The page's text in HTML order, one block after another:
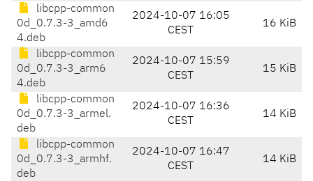
libcpp-common
0d_0.7.3-3_amd6
4.deb
2024-10-07 16:05
CEST
16 KiB
libcpp-common
0d_0.7.3-3_arm6
4.deb
2024-10-07 15:59
CEST
15 KiB
libcpp-common
0d_0.7.3-3_armel.
deb
2024-10-07 16:36
CEST
14 KiB
libcpp-common
0d_0.7.3-3_armhf.
deb
2024-10-07 16:47
CEST
14 KiB